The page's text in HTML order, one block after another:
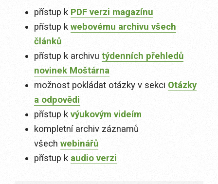
přístup k PDF verzi magazínu
přístup k webovému archivu všech
článků
přístup k archivu týdenních přehledů
novinek Moštárna
možnost pokládat otázky v sekci Otázky
a odpovědi
přístup k výukovým videím
kompletní archiv záznamů
všech webinářů
přístup k audio verzi